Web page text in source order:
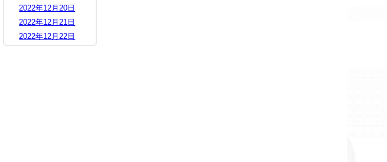
2022年12月20日
2022年12月21日
2022年12月22日